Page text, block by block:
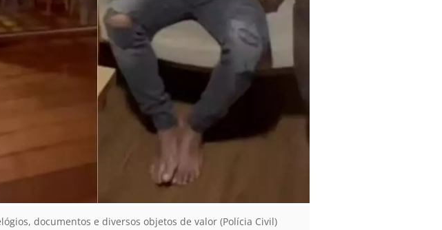
documentos e diversos objetos de valor (Polícia Civil)